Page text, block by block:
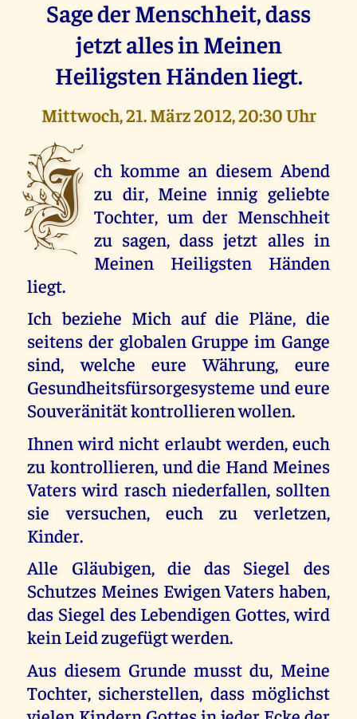
Sage der Menschheit, dass
jetzt alles in Meinen
Heiligsten Händen liegt.
Mittwoch, 21. März 2012, 20:30 Uhr
I ch komme an diesem Abend
zu dir, Meine innig geliebte
Tochter, um der Menschheit
zu sagen, dass jetzt alles in
Meinen Heiligsten Händen
liegt.
Ich beziehe Mich auf die Pläne, die
seitens der globalen Gruppe im Gange
sind, welche eure Währung, eure
Gesundheitsfürsorgesysteme und eure
Souveränität kontrollieren wollen.
Ihnen wird nicht erlaubt werden, euch
zu kontrollieren, und die Hand Meines
Vaters wird rasch niederfallen, sollten
sie versuchen, euch zu verletzen,
Kinder.
Alle Gläubigen, die das Siegel des
Schutzes Meines Ewigen Vaters haben,
das Siegel des Lebendigen Gottes, wird
kein Leid zugefügt werden.
Aus diesem Grunde musst du, Meine
Tochter, sicherstellen, dass möglichst